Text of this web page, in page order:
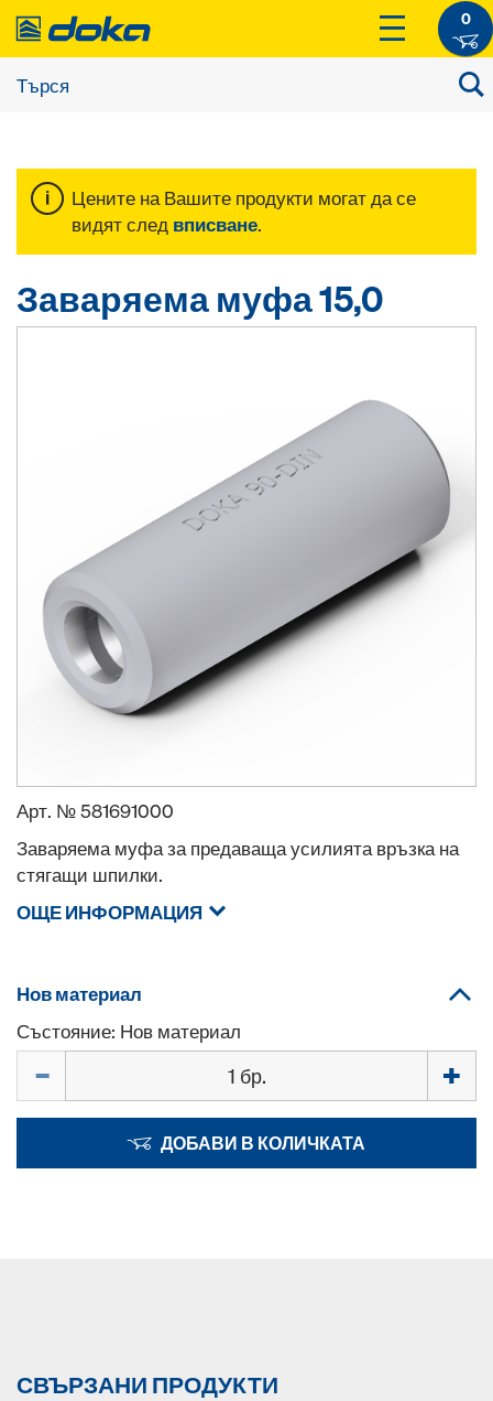
0
Цените на Вашите продукти могат да се
видят след вписване.
Заваряема муфа 15,0
Арт. №581691000
Заваряема муфа за предаваща усилията връзка на
стягащи шпилки.
ОЩЕ ИНФОРМАЦИЯ
Нов материал
Състояние: Нов материал
ДОБАВИ В КОЛИЧКАТА
СВЪРЗАНИ ПРОДУКТИ